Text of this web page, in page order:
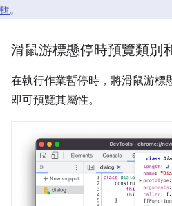
輯。
滑鼠游標懸停時預覽類別
在執行作業暫停時，將滑鼠游標
即可預覽其屬性。